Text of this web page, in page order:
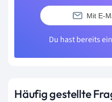
Mit E-
Du hast bereits
Häufig gestellte